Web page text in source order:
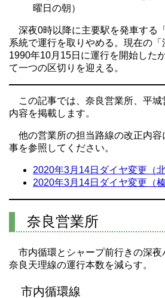
曜日の朝）
深夜0時以降に主要駅を発車する
系統で運行を取りやめる。現在の
1990年10月15日に運行を開始した
て一つの区切りを迎える。
この記事では、奈良営業所、平
内容を掲載します。
他の営業所の担当路線の改正内
事を参照してください。
2020年3月14日ダイヤ変更（
2020年3月14日ダイヤ変更（
奈良営業所
市内循環とシャープ前行きの深夜
奈良天理線の運行本数を減らす。
市内循環線